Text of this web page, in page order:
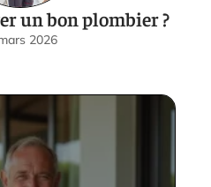
un bon plombier ?
2026